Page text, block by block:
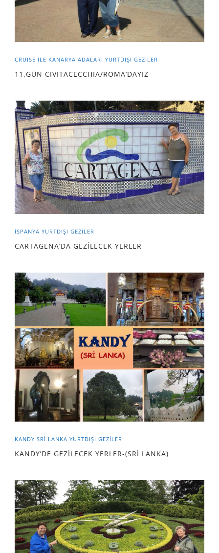
CRUISE İLE KANARYA ADALARI YURTDIŞI GEZILER
11.GÜN CIVITACECCHIA/ROMA’DAYIZ
İSPANYA YURTDIŞI GEZILER
CARTAGENA’DA GEZİLECEK YERLER
KANDY SRI LANKA YURTDIŞI GEZILER
KANDY’DE GEZİLECEK YERLER-(SRİ LANKA)